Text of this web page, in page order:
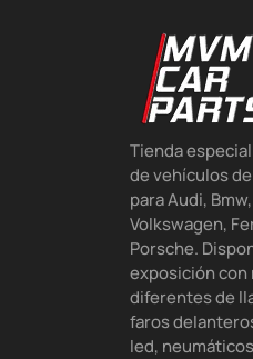
Tienda
de vehículos
para Audi,
Volkswagen,
Porsche.
exposición con
diferentes de
faros
led,